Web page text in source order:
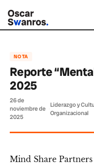
NOTA
Reporte
2025
26 de
noviembre de
2025
Liderazgo y
Organizacional
Mind Share